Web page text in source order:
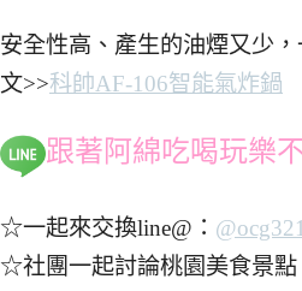
安全性高、產生的油煙又少
文>>科帥AF-106智能氣炸鍋
跟著阿綿吃喝玩樂
☆一起來交換line@：
☆社團一起討論桃園美食景點